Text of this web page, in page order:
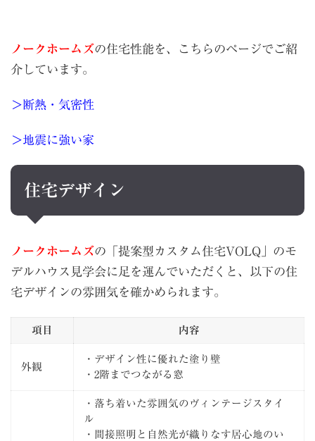
ノークホームズの住宅性能を、こちらのページでご紹
介しています。
＞断熱・気密性
＞地震に強い家
住宅デザイン
ノークホームズの「提案型カスタム住宅VOLQ」のモ
デルハウス見学会に足を運んでいただくと、以下の住
宅デザインの雰囲気を確かめられます。
項目 内容
外観
・デザイン性に優れた塗り壁
・2階までつながる窓
・落ち着いた雰囲気のヴィンテージスタイ
ル
・間接照明と自然光が織りなす居心地のい